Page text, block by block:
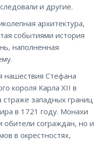
и другие.
архитектура,
событиями история
наполненная
Стефана
короля Карла XII в
западных границ
в 1721 году. Монахи
обители сограждан, но и
в окрестностях,